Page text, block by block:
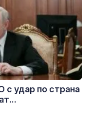
с удар по страна